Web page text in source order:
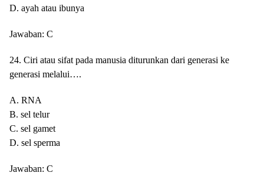
D. ayah atau ibunya
Jawaban: C
24. Ciri atau sifat pada manusia diturunkan dari generasi ke
generasi melalui….
A. RNA
B. sel telur
C. sel gamet
D. sel sperma
Jawaban: C